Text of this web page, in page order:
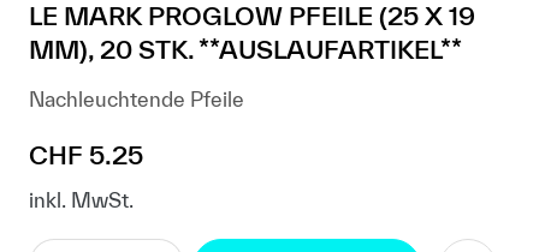
LE MARK PROGLOW PFEILE (25 X 19
MM), 20 STK. **AUSLAUFARTIKEL**
Nachleuchtende Pfeile
Regulärer Preis:
CHF 5.25
inkl. MwSt.